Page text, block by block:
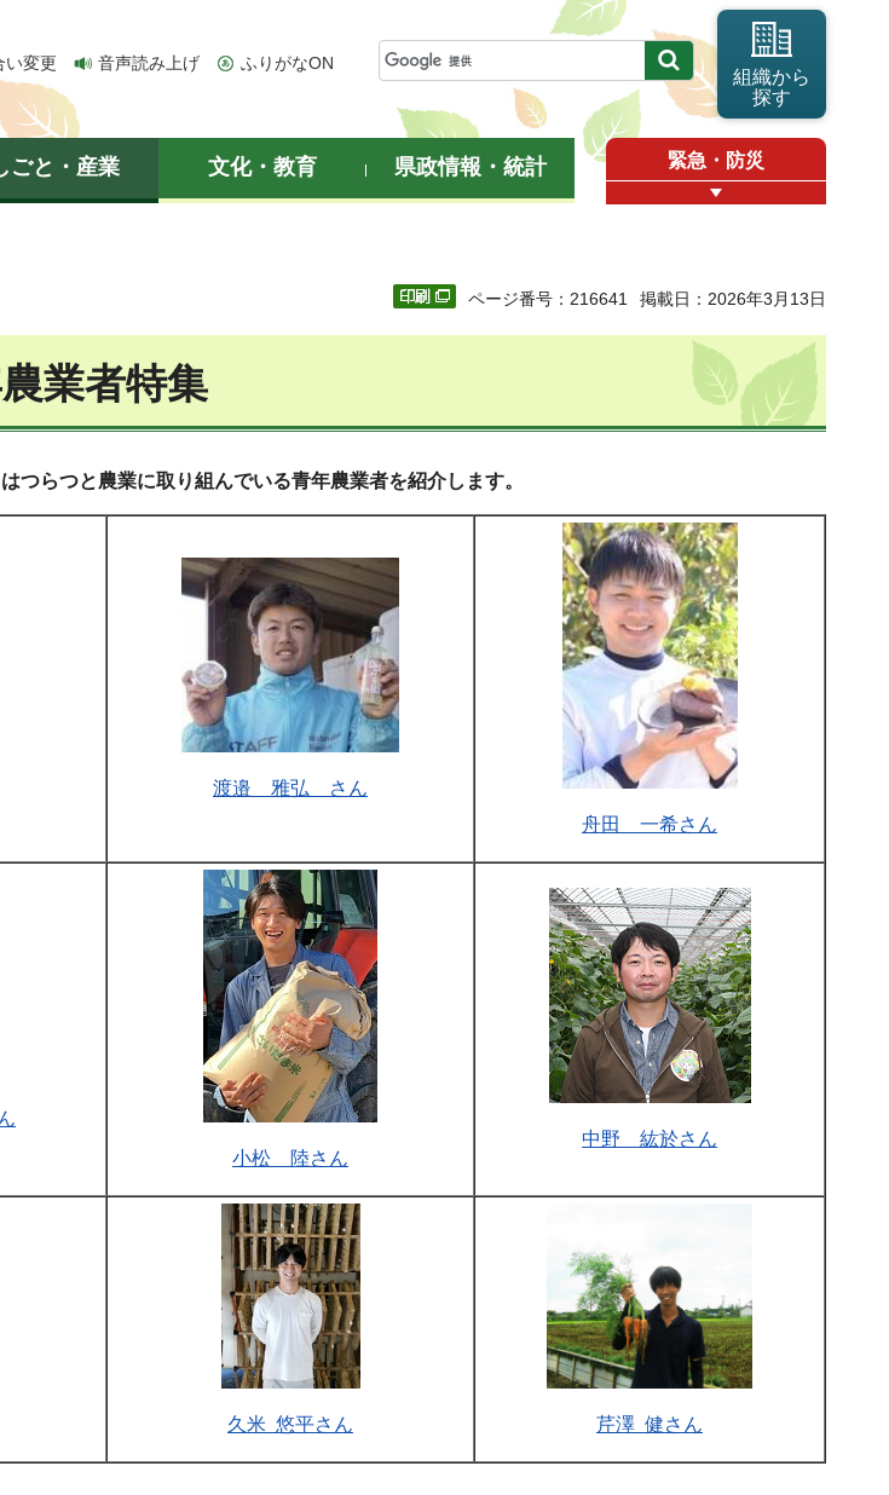
い変更 音声読み上げ ふりがなON
組織から
探す
ごと・産業 文化・教育 県政情報・統計 緊急・防災
ページ番号：216641 掲載日：2026年3月13日
業者特集
つらつと農業に取り組んでいる青年農業者を紹介します。
渡邉 雅弘 さん
舟田 一希さん
小松 陸さん
中野 紘於さん
久米 悠平さん 芹澤 健さん